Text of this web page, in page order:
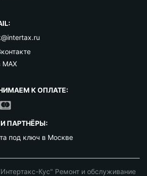
К ОПЛАТЕ:
ПАРТНЁРЫ:
под ключ в Москве
Кус" Ремонт и обслуживание